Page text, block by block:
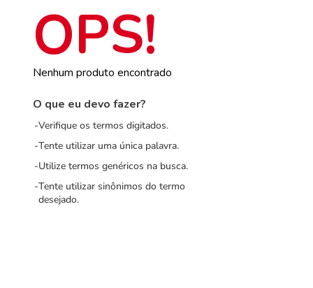
Nenhum produto encontrado
O que eu devo fazer?
Verifique os termos digitados.
Tente utilizar uma única palavra.
Utilize termos genéricos na busca.
Tente utilizar sinônimos do termo
desejado.